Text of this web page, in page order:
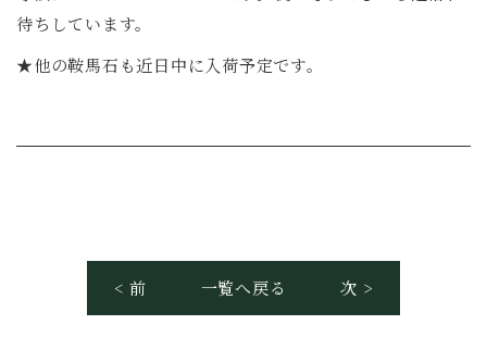
待ちしています。
★他の鞍馬石も近日中に入荷予定です。
< 前 一覧へ戻る 次 >